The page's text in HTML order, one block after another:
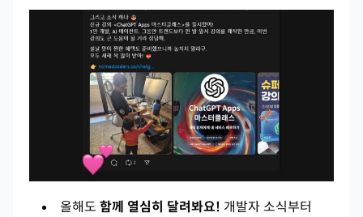
올해도 함께 열심히 달려봐요! 개발자 소식부터